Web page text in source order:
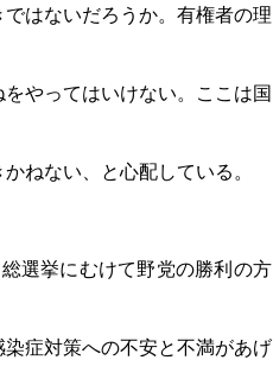
はないだろうか。有権者の理
やってはいけない。ここは国
ねない、と心配している。
選挙にむけて野党の勝利の方
症対策への不安と不満があげ